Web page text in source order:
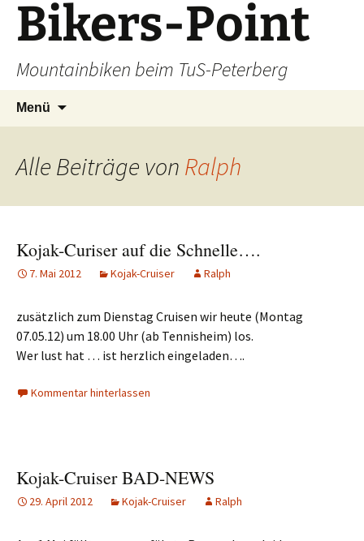
Zum
InhaltBikers-Point
Mountainbiken beim TuS-Peterberg
Menü
Alle Beiträge von Ralph
Kojak-Curiser auf die Schnelle….
7. Mai 2012 Kojak-Cruiser Ralph
zusätzlich zum Dienstag Cruisen wir heute (Montag
07.05.12) um 18.00 Uhr (ab Tennisheim) los.
Wer lust hat … ist herzlich eingeladen….
Kommentar hinterlassen
Kojak-Cruiser BAD-NEWS
29. April 2012 Kojak-Cruiser Ralph